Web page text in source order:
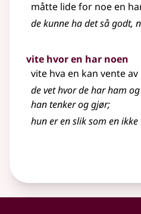
måtte lide for noe en
de kunne ha det så godt,
vite hvor en har noen
vite hva en kan vente av
de vet hvor de har ham
han tenker og gjør;
hun er en slik som en